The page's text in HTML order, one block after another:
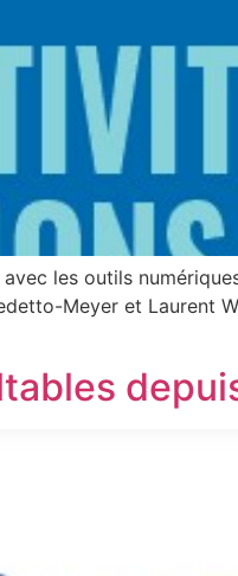
les outils
Meyer et Laurent